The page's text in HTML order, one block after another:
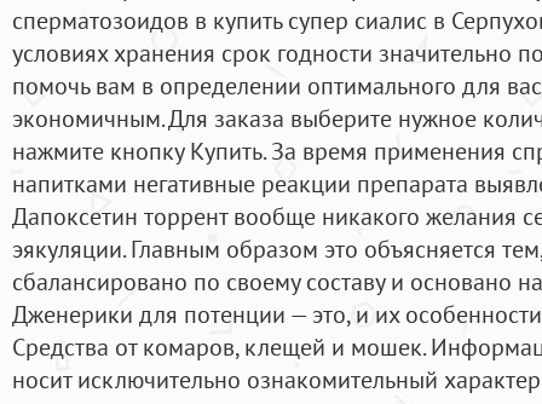
сперматозоидов в купить супер сиалис в
условиях хранения срок годности значительно
помочь вам в определении оптимального для
экономичным. Для заказа выберите нужное
нажмите кнопку Купить. За время применения
напитками негативные реакции препарата
Дапоксетин торрент вообще никакого желания
эякуляции. Главным образом это объясняется
сбалансировано по своему составу и основано
Дженерики для потенции — это, и их
Средства от комаров, клещей и мошек.
носит исключительно ознакомительный